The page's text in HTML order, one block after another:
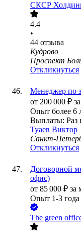
СКСР
4.4
•
44 отзыва
Кудрово
Проспект
Откликнуться
Менеджер по
от 200 000 ₽
Опыт более 6
Выплаты: Раз
Туаев Виктор
Санкт-
Откликнуться
Договорной
офис)
от 85 000 ₽ за
Опыт 1-3 года
The green